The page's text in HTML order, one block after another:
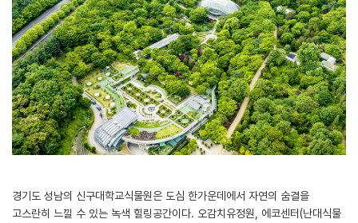
경기도 성남의 신구대학교식물원은 도심 한가운데에서 자연의 숨결을
고스란히 느낄 수 있는 녹색 힐링공간이다. 오감치유정원, 에코센터(난대식물